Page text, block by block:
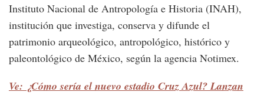
Instituto Nacional de Antropología e Historia (INAH),
institución que investiga, conserva y difunde el
patrimonio arqueológico, antropológico, histórico y
paleontológico de México, según la agencia Notimex.
Ve: ¿Cómo sería el nuevo estadio Cruz Azul? Lanzan